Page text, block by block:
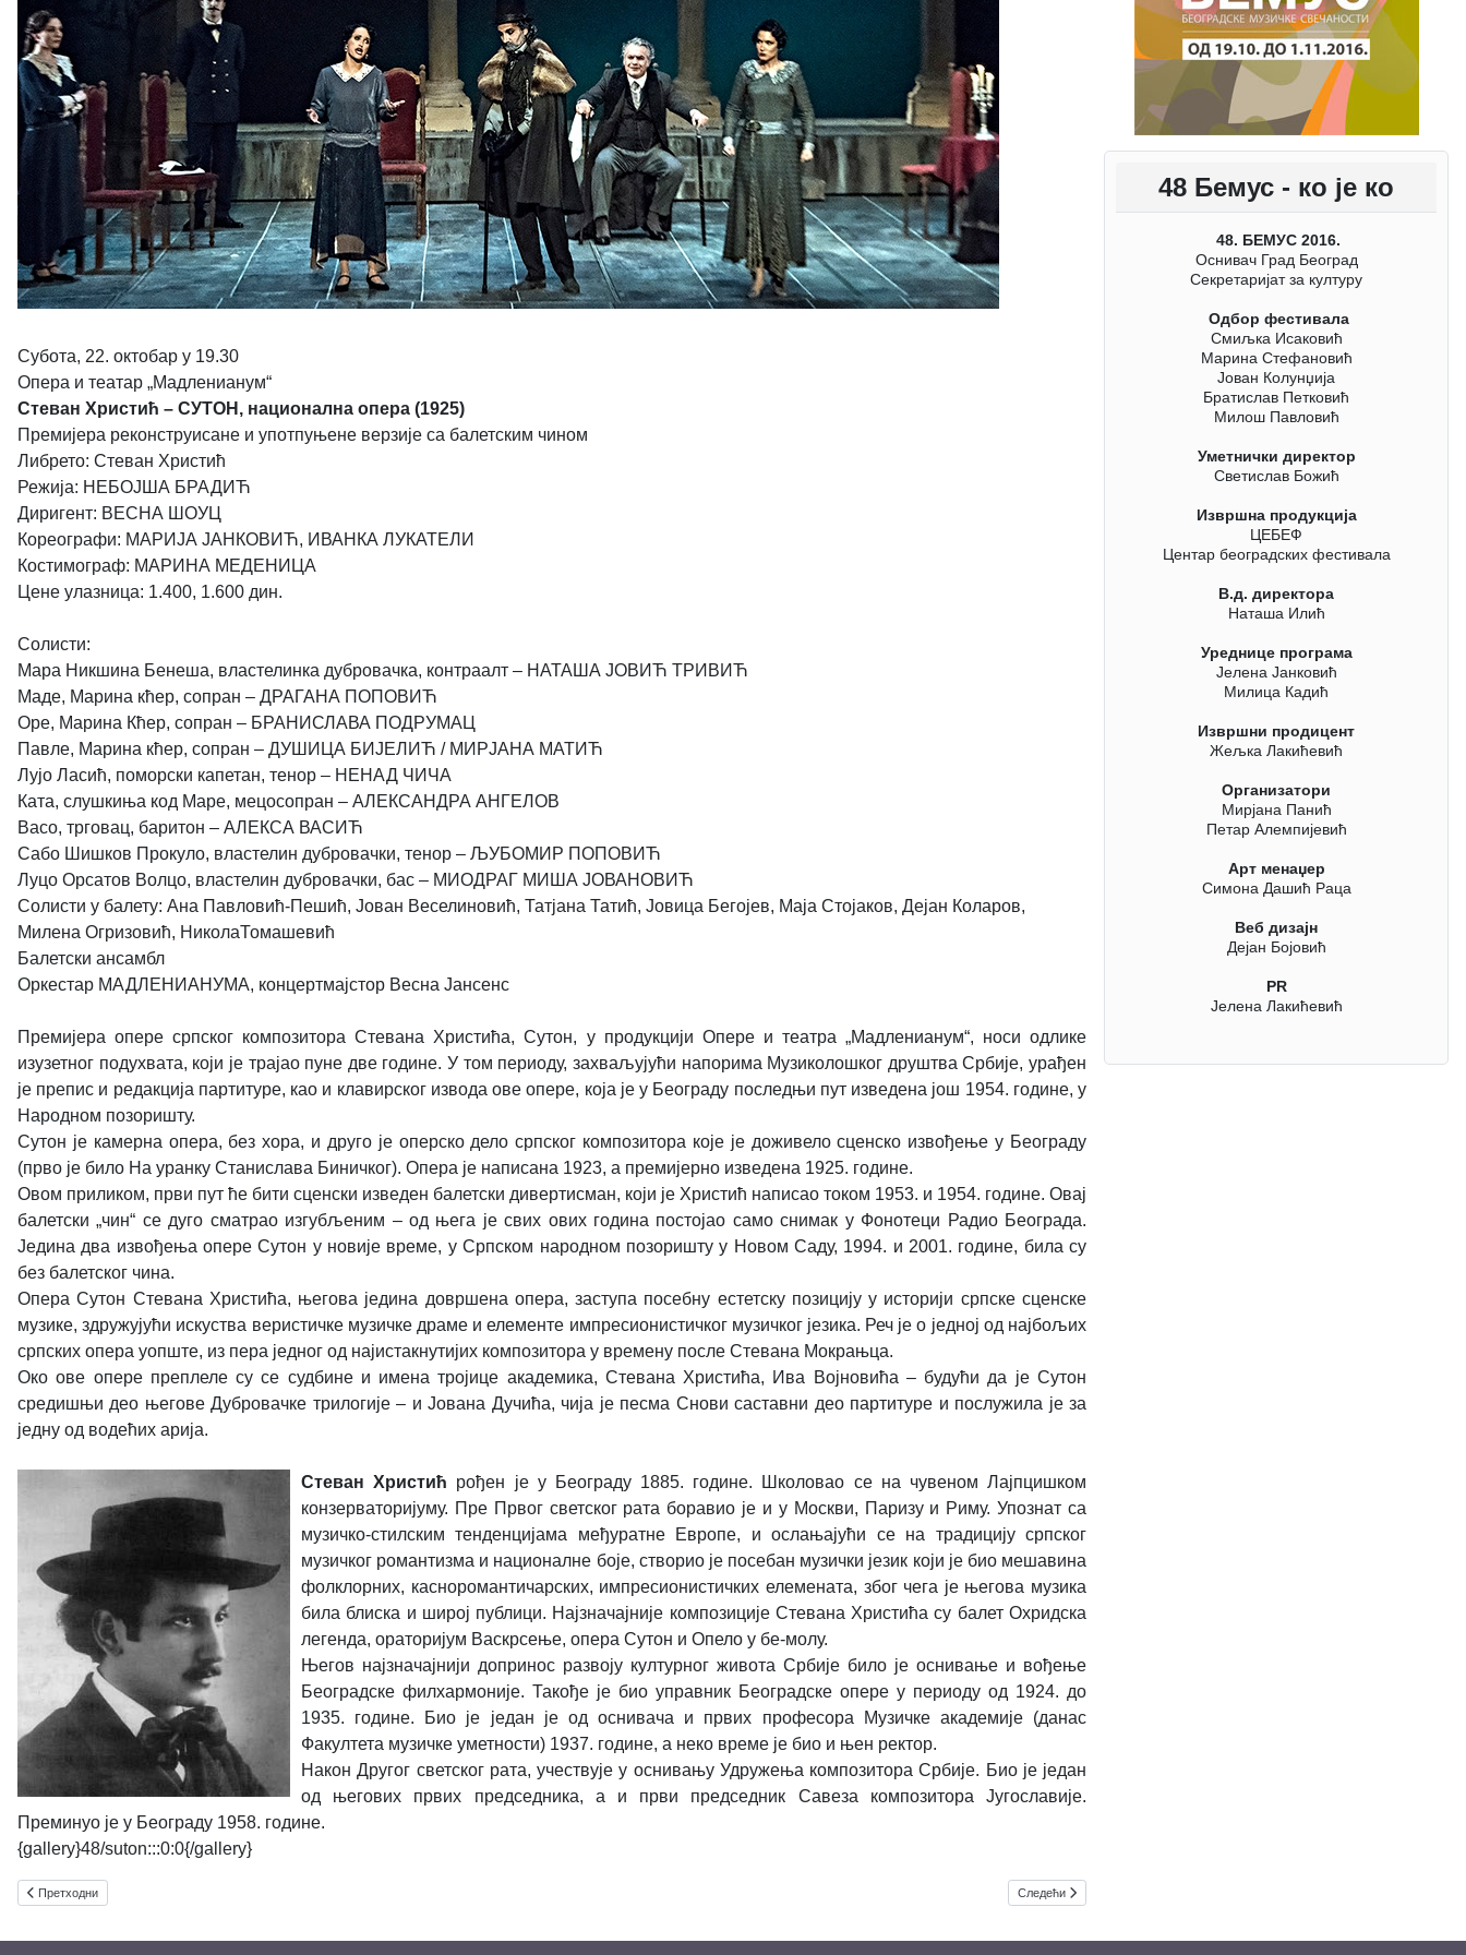
Субота, 22. октобар у 19.30
Опера и театар „Мадленианум“
Стеван Христић – СУТОН, национална опера (1925)
Премијера реконструисане и употпуњене верзије са балетским чином
Либрето: Стеван Христић
Режија: НЕБОЈША БРАДИЋ
Диригент: ВЕСНА ШОУЦ
Кореографи: МАРИЈА ЈАНКОВИЋ, ИВАНКА ЛУКАТЕЛИ
Костимограф: МАРИНА МЕДЕНИЦА
Цене улазница: 1.400, 1.600 дин.
Солисти:
Мара Никшина Бенеша, властелинка дубровачка, контраалт – НАТАША ЈОВИЋ ТРИВИЋ
Маде, Марина кћер, сопран – ДРАГАНА ПОПОВИЋ
Оре, Марина Кћер, сопран – БРАНИСЛАВА ПОДРУМАЦ
Павле, Марина кћер, сопран – ДУШИЦА БИЈЕЛИЋ / MИРЈАНА МАТИЋ
Лујо Ласић, поморски капетан, тенор – НЕНАД ЧИЧА
Ката, слушкиња код Маре, мецосопран – АЛЕКСАНДРА АНГЕЛОВ
Васо, трговац, баритон – АЛЕКСА ВАСИЋ
Сабо Шишков Прокуло, властелин дубровачки, тенор – ЉУБОМИР ПОПОВИЋ
Луцо Орсатов Волцо, властелин дубровачки, бас – МИОДРАГ МИША ЈОВАНОВИЋ
Солисти у балету: Ана Павловић-Пешић, Јован Веселиновић, Татјана Татић, Јовица Бегојев, Маја Стојаков, Дејан Коларов,
Милена Огризовић, НиколаТомашевић
Балетски ансамбл
Оркестар МАДЛЕНИАНУМА, концертмајстор Весна Јансенс
Премијера опере српског композитора Стевана Христића, Сутон, у продукцији Опере и театра „Мадленианум“, носи одлике
изузетног подухвата, који је трајао пуне две године. У том периоду, захваљујући напорима Музиколошког друштва Србије, урађен
је препис и редакција партитуре, као и клавирског извода ове опере, која је у Београду последњи пут изведена још 1954. године, у
Народном позоришту.
Сутон је камерна опера, без хора, и друго је оперско дело српског композитора које је доживело сценско извођење у Београду
(прво је било На уранку Станислава Биничког). Опера је написана 1923, а премијерно изведена 1925. године.
Овом приликом, први пут ће бити сценски изведен балетски дивертисман, који је Христић написао током 1953. и 1954. године. Овај
балетски „чин“ се дуго сматрао изгубљеним – од њега је свих ових година постојао само снимак у Фонотеци Радио Београда.
Једина два извођења опере Сутон у новије време, у Српском народном позоришту у Новом Саду, 1994. и 2001. године, била су
без балетског чина.
Опера Сутон Стевана Христића, његова једина довршена опера, заступа посебну естетску позицију у историји српске сценске
музике, здружујући искуства веристичке музичке драме и елементе импресионистичког музичког језика. Реч је о једној од најбољих
српских опера уопште, из пера једног од најистакнутијих композитора у времену после Стевана Мокрањца.
Око ове опере преплеле су се судбине и имена тројице академика, Стевана Христића, Ива Војновића – будући да је Сутон
средишњи део његове Дубровачке трилогије – и Јована Дучића, чија је песма Снови саставни део партитуре и послужила је за
једну од водећих арија.
Стеван Христић рођен је у Београду 1885. године. Школовао се на чувеном Лајпцишком
конзерваторијуму. Пре Првог светског рата боравио је и у Москви, Паризу и Риму. Упознат са
музичко-стилским тенденцијама међуратне Европе, и ослањајући се на традицију српског
музичког романтизма и националне боје, створио је посебан музички језик који је био мешавина
фолклорних, касноромантичарских, импресионистичких елемената, због чега је његова музика
била блиска и широј публици. Најзначајније композиције Стевана Христића су балет Охридска
легенда, ораторијум Васкрсење, опера Сутон и Опело у бе-молу.
Његов најзначајнији допринос развоју културног живота Србије било је оснивање и вођење
Београдске филхармоније. Такође је био управник Београдске опере у периоду од 1924. до
1935. године. Био је један је од оснивача и првих професора Музичке академије (данас
Факултета музичке уметности) 1937. године, а неко време је био и њен ректор.
Након Другог светског рата, учествује у оснивању Удружења композитора Србије. Био је један
од његових првих председника, а и први председник Савеза композитора Југославије.
Преминуо је у Београду 1958. године.
{gallery}48/suton:::0:0{/gallery}
Претходни чланак: АУТОРСКИ КОНЦЕРТ ВЕРЕ МИЛАНКОВИЋ
Претходни Следећи чланак: Концерт изворне групе ЦРНУЋАНКA
Следећи
48 Бемус - ко је ко
48. БЕМУС 2016.
Оснивач Град Београд
Секретаријат за културу
Одбор фестивала
Смиљка Исаковић
Марина Стефановић
Јован Колунџија
Братислав Петковић
Милош Павловић
Уметнички директор
Светислав Божић
Извршна продукција
ЦЕБЕФ
Центар београдских фестивала
В.д. директора
Наташа Илић
Уреднице програма
Јелена Јанковић
Милица Кадић
Извршни продицент
Жељка Лакићевић
Организатори
Мирјана Панић
Петар Алемпијевић
Арт менаџер
Симона Дашић Раца
Веб дизајн
Дејан Бојовић
PR
Јелена Лакићевић